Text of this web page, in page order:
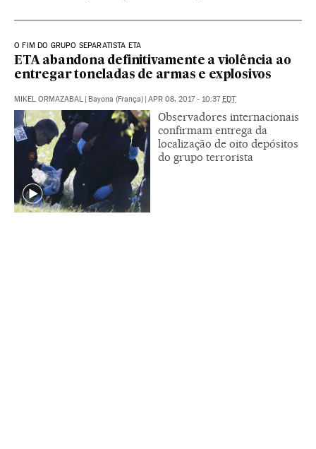
O FIM DO GRUPO SEPARATISTA ETA
ETA abandona definitivamente a violência ao
entregar toneladas de armas e explosivos
MIKEL ORMAZABAL Bayona (França) APR 08, 2017 - 10:37 EDT
Observadores internacionais
confirmam entrega da
localização de oito depósitos
do grupo terrorista